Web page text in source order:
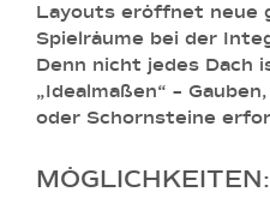
Layouts eröffnet neue
Spielräume bei der
Denn nicht jedes Dach
„Idealmaßen“ –
oder Schornsteine
MÖGLICHKEITEN: